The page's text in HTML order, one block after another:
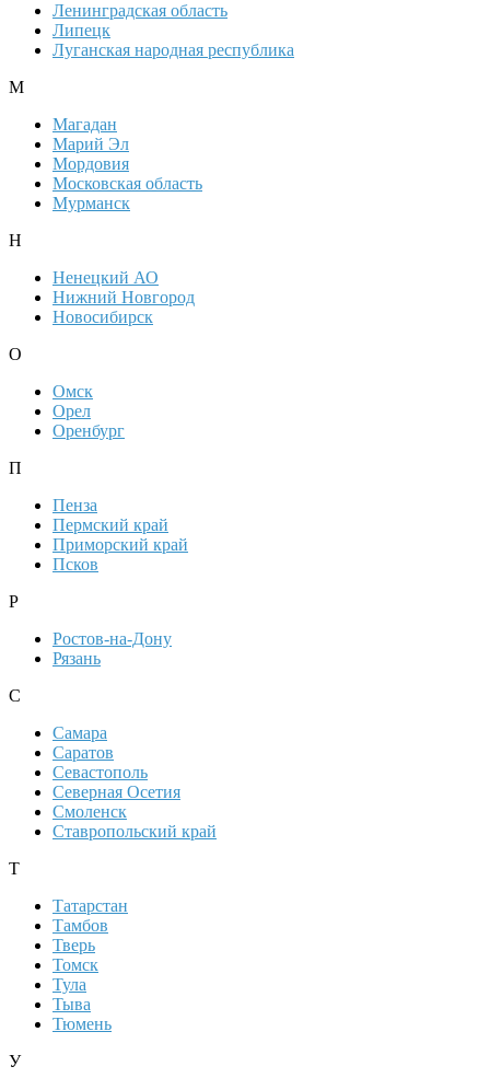
Ленинградская область
Липецк
Луганская народная республика
М
Магадан
Марий Эл
Мордовия
Московская область
Мурманск
Н
Ненецкий АО
Нижний Новгород
Новосибирск
О
Омск
Орел
Оренбург
П
Пенза
Пермский край
Приморский край
Псков
Р
Ростов-на-Дону
Рязань
С
Самара
Саратов
Севастополь
Северная Осетия
Смоленск
Ставропольский край
Т
Татарстан
Тамбов
Тверь
Томск
Тула
Тыва
Тюмень
У